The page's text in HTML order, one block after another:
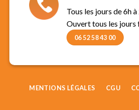
Tous les jours de 6h
Ouvert tous les jours
06 52 58 43 00
MENTIONS LÉGALES CGU